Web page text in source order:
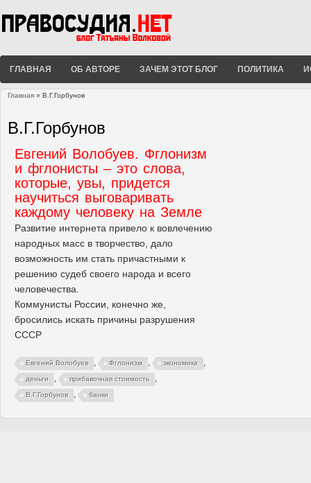
ГЛАВНАЯ ОБ АВТОРЕ ЗАЧЕМ ЭТОТ БЛОГ ПОЛИТИКА
Главная » В.Г.Горбунов
В.Г.Горбунов
Евгений Волобуев. Фглонизм
и фглонисты – это слова,
которые, увы, придется
научиться выговаривать
каждому человеку на Земле
Развитие интернета привело к вовлечению
народных масс в творчество, дало
возможность им стать причастными к
решению судеб своего народа и всего
человечества.
Коммунисты России, конечно же,
бросились искать причины разрушения
СССР
Евгений Волобуев , Фглонизм , экономика ,
деньги , прибавочная стоимость ,
В.Г.Горбунов , банки